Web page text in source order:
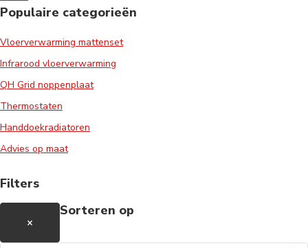
Populaire categorieën
Vloerverwarming mattenset
Infrarood vloerverwarming
QH Grid noppenplaat
Thermostaten
Handdoekradiatoren
Advies op maat
Filters
×
Sorteren op